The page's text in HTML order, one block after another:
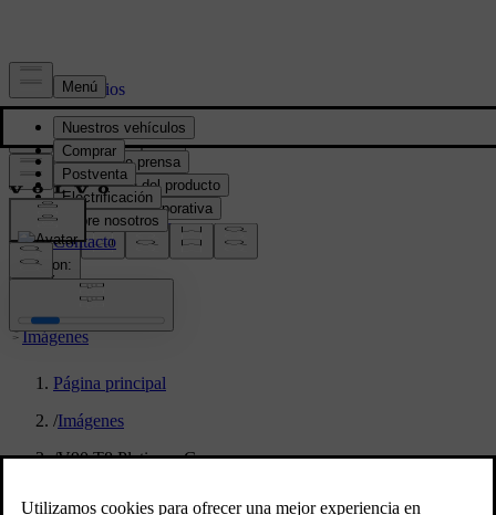
Prensa y Medios
Material de prensa
Información del producto
Información corporativa
Contacto de medios
location:
PY
Imágenes
Página principal
/Imágenes
/V90 T8 Platinum Grey